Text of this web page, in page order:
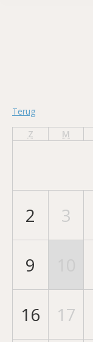
Terug
Z
M
2 3
9
16 17